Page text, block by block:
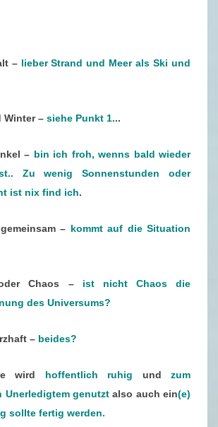
T
R
0
8
2
(
7
0
2
.
– lieber Strand und Meer als Ski und
Winter – siehe Punkt 1...
– bin ich froh, wenns bald wieder
Zu wenig Sonnenstunden oder
ist nix find ich.
– kommt auf die Situation
Chaos – ist nicht Chaos die
des Universums?
– beides?
wird hoffentlich ruhig undzum
Unerledigtem genutzt also auch ein(e)
sollte fertig werden.